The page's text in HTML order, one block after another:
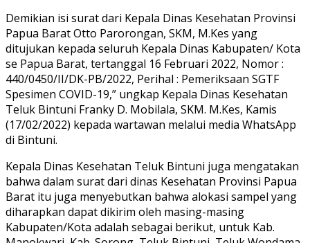
Demikian isi surat dari Kepala Dinas Kesehatan Provinsi
Papua Barat Otto Parorongan, SKM, M.Kes yang
ditujukan kepada seluruh Kepala Dinas Kabupaten/ Kota
se Papua Barat, tertanggal 16 Februari 2022, Nomor :
440/0450/II/DK-PB/2022, Perihal : Pemeriksaan SGTF
Spesimen COVID-19,” ungkap Kepala Dinas Kesehatan
Teluk Bintuni Franky D. Mobilala, SKM. M.Kes, Kamis
(17/02/2022) kepada wartawan melalui media WhatsApp
di Bintuni.
Kepala Dinas Kesehatan Teluk Bintuni juga mengatakan
bahwa dalam surat dari dinas Kesehatan Provinsi Papua
Barat itu juga menyebutkan bahwa alokasi sampel yang
diharapkan dapat dikirim oleh masing-masing
Kabupaten/Kota adalah sebagai berikut, untuk Kab.